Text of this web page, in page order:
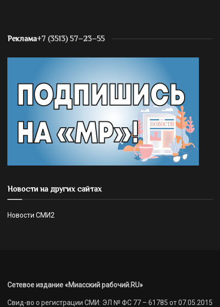
Реклама+7 (3513) 57–23–55
Новости на других сайтах
Новости СМИ2
Сетевое издание «Миасский рабочий.RU»
Свид-во о регистрации СМИ: ЭЛ № ФС 77 – 61785 от 07.05.2015